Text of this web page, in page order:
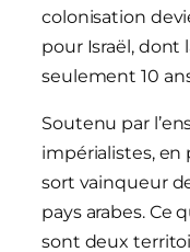
colonisation
pour Israël, dont
seulement 10
Soutenu par
impérialistes, en
sort vainqueur
pays arabes. Ce
sont deux